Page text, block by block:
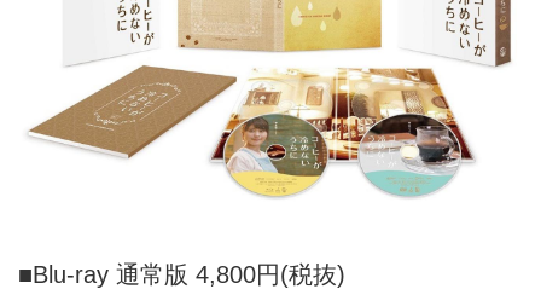
■Blu-ray 通常版 4,800円(税抜)